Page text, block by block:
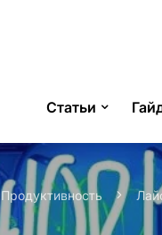
Статьи
Продуктивность